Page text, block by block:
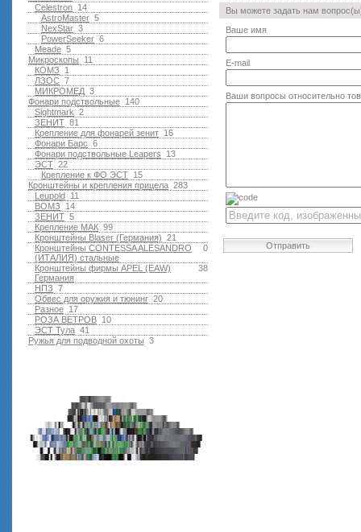
14
Celestron
5
AstroMaster
3
NexStar
6
PowerSeeker
5
Meade
11
Микроскопы
1
КОМЗ
7
ЛЗОС
3
МИКРОМЕД
140
Фонари подствольные
2
Sightmark
81
ЗЕНИТ
16
Крепление для фонарей зенит
6
Фонари Барс
13
Фонари подствольные Leapers
22
ЭСТ
15
Крепление к ФО ЭСТ
283
Кронштейны и крепления прицела
11
Leupold
14
ВОМЗ
5
ЗЕНИТ
99
Крепление МАК
21
Кронштейны Blaser (Германия)
0
Кронштейны CONTESSA ALESANDRO
(ИТАЛИЯ) стальные
38
Кронштейны фирмы APEL (EAW)
Германия
7
НПЗ
20
Обвес для оружия и тюнинг
17
Разное
10
РОЗА ВЕТРОВ
41
ЭСТ Тула
3
Ружья для подводной оxоты
Вы можете задать нам
Ваше имя
E-mail
Ваши вопросы относительно
Отправить